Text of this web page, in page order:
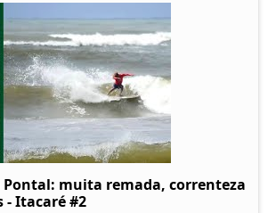
Pontal: muita remada, correnteza
- Itacaré #2